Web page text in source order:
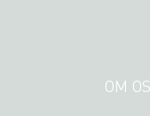
OM